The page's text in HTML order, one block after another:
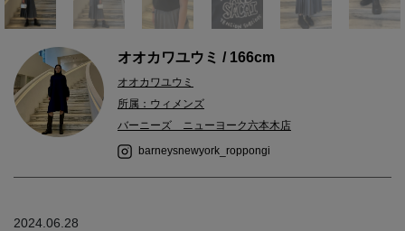
オオカワユウミ / 166cm
オオカワユウミ
所属：ウィメンズ
バーニーズ ニューヨーク六本木店
barneysnewyork_roppongi
2024.06.28